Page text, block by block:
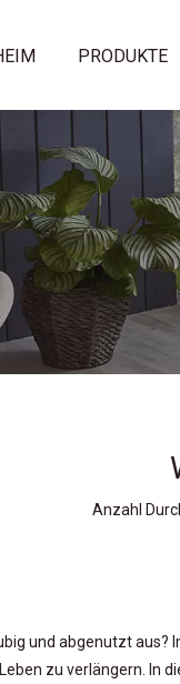
PRODUKTE
Anzahl
und abgenutzt aus?
zu verlängern. In